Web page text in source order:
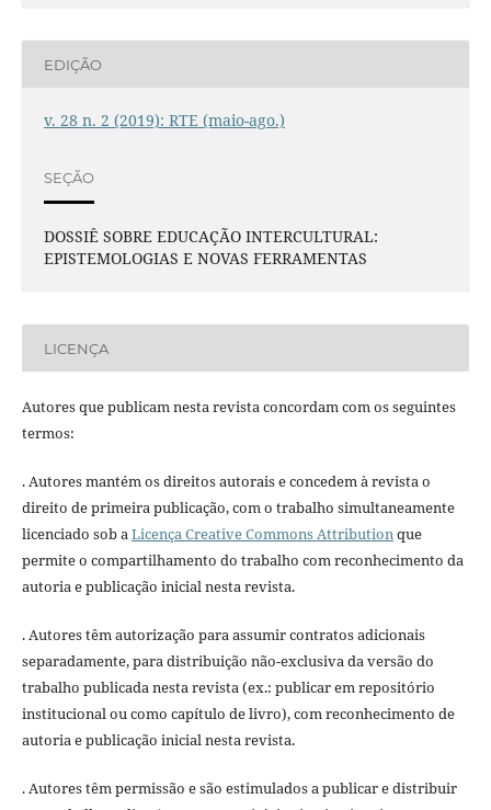
EDIÇÃO
v. 28 n. 2 (2019): RTE (maio-ago.)
SEÇÃO
DOSSIÊ SOBRE EDUCAÇÃO INTERCULTURAL:
EPISTEMOLOGIAS E NOVAS FERRAMENTAS
LICENÇA
Autores que publicam nesta revista concordam com os seguintes
termos:
. Autores mantém os direitos autorais e concedem à revista o
direito de primeira publicação, com o trabalho simultaneamente
licenciado sob aLicença Creative Commons Attributionque
permite o compartilhamento do trabalho com reconhecimento da
autoria e publicação inicial nesta revista.
. Autores têm autorização para assumir contratos adicionais
separadamente, para distribuição não-exclusiva da versão do
trabalho publicada nesta revista (ex.: publicar em repositório
institucional ou como capítulo de livro), com reconhecimento de
autoria e publicação inicial nesta revista.
. Autores têm permissão e são estimulados a publicar e distribuir